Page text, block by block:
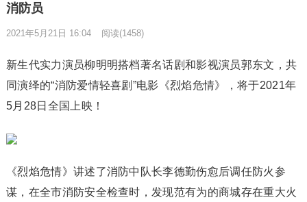
消防员
2021年5月21日 16:04 阅读(1458)
新生代实力演员柳明明搭档著名话剧和影视演员郭东文，共
同演绎的“消防爱情轻喜剧”电影《烈焰危情》，将于2021年
5月28日全国上映！
《烈焰危情》讲述了消防中队长李德勤伤愈后调任防火参
谋，在全市消防安全检查时，发现范有为的商城存在重大火